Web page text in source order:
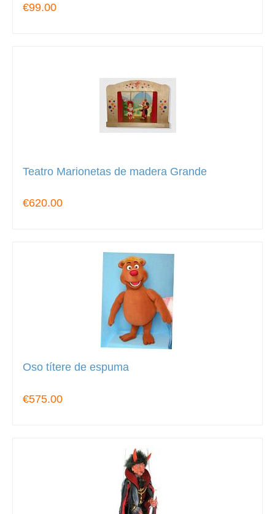
€99.00
Teatro Marionetas de madera Grande
€620.00
Oso títere de espuma
€575.00